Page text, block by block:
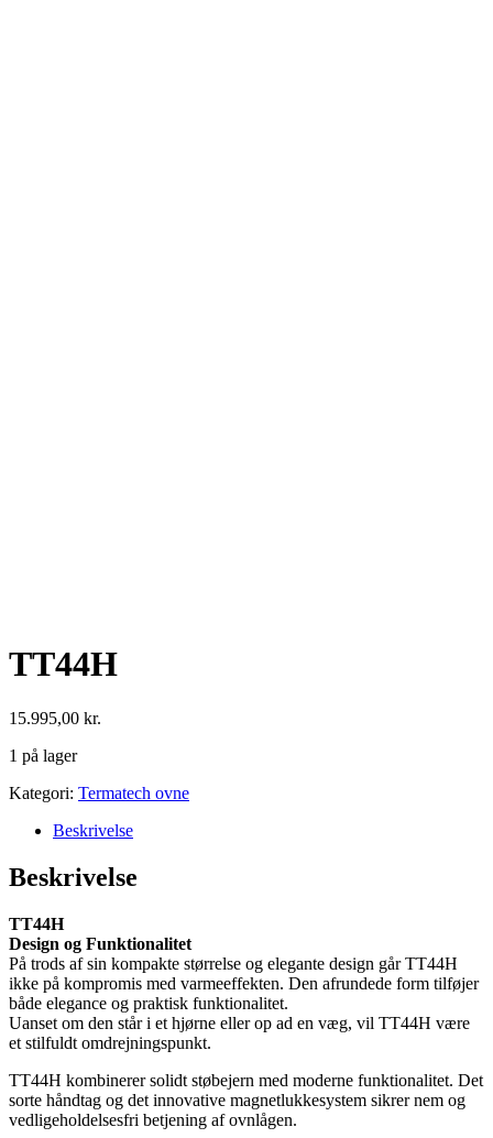
TT44H
15.995,00 kr.
1 på lager
TT44H
Kategori: Termatech ovne
Beskrivelse
Beskrivelse
TT44H
Design og Funktionalitet
På trods af sin kompakte størrelse og elegante design går TT44H
ikke på kompromis med varmeeffekten. Den afrundede form tilføjer
både elegance og praktisk funktionalitet.
Uanset om den står i et hjørne eller op ad en væg, vil TT44H være
et stilfuldt omdrejningspunkt.
TT44H kombinerer solidt støbejern med moderne funktionalitet. Det
sorte håndtag og det innovative magnetlukkesystem sikrer nem og
vedligeholdelsesfri betjening af ovnlågen.